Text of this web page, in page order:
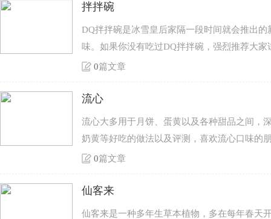
拌拌碗
DQ拌拌碗是冰雪皇后家隔一段时间就会推出
味。如果你没有吃过DQ拌拌碗，强烈推荐大
0篇文章
流心
流心大多用于月饼、蛋黄以及各种甜品之间，
奶黄等好吃的做法以及评测，喜欢流心口味的
0篇文章
仙客来
仙客来是一种多年生草本植物，多在每年春天